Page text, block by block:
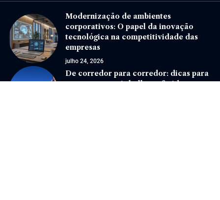
Modernização de ambientes
corporativos: O papel da inovação
tecnológica na competitividade das
empresas
julho 24, 2026
De corredor para corredor: dicas para
tratar e prevenir bolhas e feridas, com